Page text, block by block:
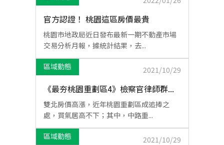
官方認證！ 桃園這區房價最貴
桃園市地政局近日發布最新一期不動產市場
交易分析月報，據統計結果，去...
區域動態 2021/10/29
《最夯桃園重劃區4》檢察官律師群...
雙北房價高漲，近年桃園重劃區成追捧之
處，買氣居高不下；其中，中路重...
區域動態 2021/10/29